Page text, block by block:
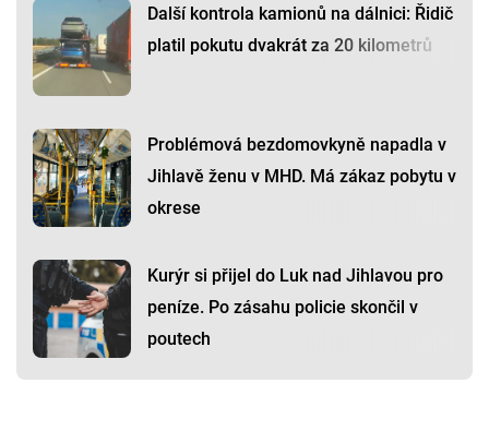
Další kontrola kamionů na dálnici: Řidič
platil pokutu dvakrát za 20 kilometrů
Problémová bezdomovkyně napadla v
Jihlavě ženu v MHD. Má zákaz pobytu v
okrese
Kurýr si přijel do Luk nad Jihlavou pro
peníze. Po zásahu policie skončil v
poutech